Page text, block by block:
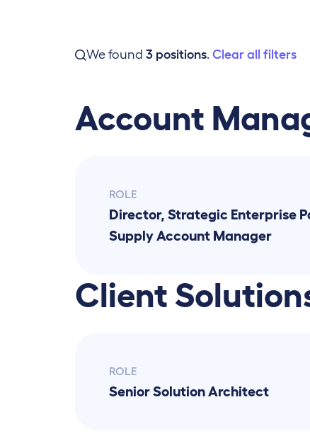
We found 3 positions. Clear all filters
Account
ROLE
Director, Strategic Enterprise
Supply Account Manager
Client
ROLE
Senior Solution Architect